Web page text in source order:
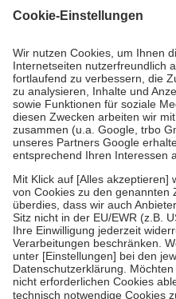
gesetzliche
Kosten dafür, der Versicherte
Grundsätzlich leisten Mitglieder
Prozent des Abgabepreises,
höchstens zehn Euro.Es sind
Kosten der Leistung zu
Diese Regeln gelten
Bei Heilmitteln und häuslicher
Zuzahlung zehn Prozent der
Verordnung.
Um das Engagement der
stärken und die besondere
fallenkeine Zuzahlungenan bei:
• Kindern und Jugendlichen bis
mit Ausnahme der Fahrkosten
• Untersuchungen zur Vorsorge
GKV getragen werden